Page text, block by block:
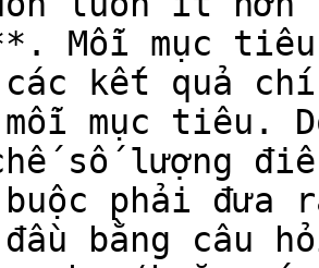
Mỗi mục
kết quả
mỗi mục tiêu.
số lượng
phải đưa
bằng câu